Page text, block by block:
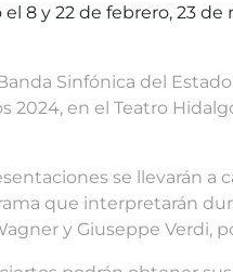
8 y 22 de febrero, 23
Sinfónica del
2024, en el Teatro
se llevarán a
que interpretarán
y Giuseppe Verdi,